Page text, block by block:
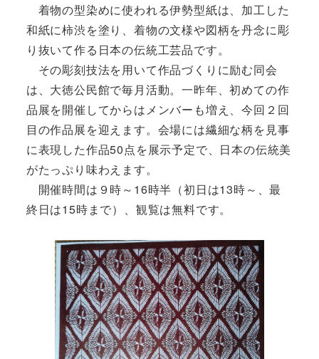
着物の型染めに使われる伊勢型紙は、加工した
和紙に柿渋を塗り、着物の文様や図柄を丹念に彫
り抜いて作る日本の伝統工芸品です。
その彫刻技法を用いて作品づくりに励む同会
は、大徳公民館で毎月活動。一昨年、初めての作
品展を開催してからはメンバーも増え、今回２回
目の作品展を迎えます。会場には繊細な柄を見事
に表現した作品50点を展示予定で、日本の伝統美
がたっぷり味わえます。
開催時間は９時～16時半（初日は13時～、最
終日は15時まで）、観覧は無料です。